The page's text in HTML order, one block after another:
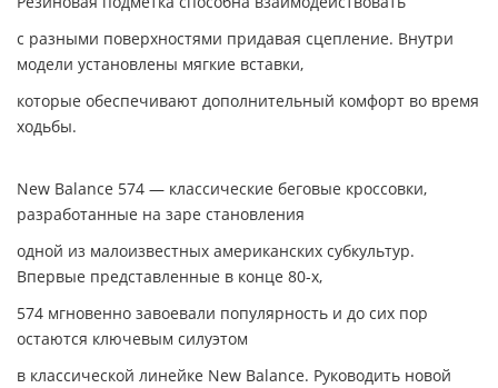
с разными поверхностями придавая сцепление. Внутри
модели установлены мягкие вставки,
которые обеспечивают дополнительный комфорт во время
ходьбы.
New Balance 574 — классические беговые кроссовки,
разработанные на заре становления
одной из малоизвестных американских субкультур.
Впервые представленные в конце 80-х,
574 мгновенно завоевали популярность и до сих пор
остаются ключевым силуэтом
в классической линейке New Balance. Руководить новой